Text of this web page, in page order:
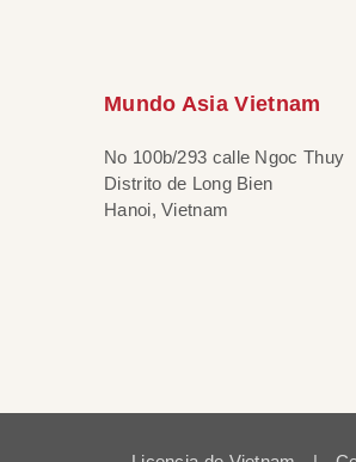
Mundo Asia Vietnam
No 100b/293 calle Ngoc Thuy
Distrito de Long Bien
Hanoi, Vietnam